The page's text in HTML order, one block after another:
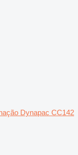
Dynapac CC142